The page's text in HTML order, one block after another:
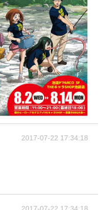
2017-07-22 17:34:18
2017-07-22 17:34:18